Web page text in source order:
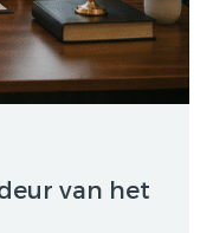
van het